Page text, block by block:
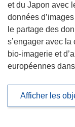
et du Japon avec
données
le partage des
s’engager avec
bio-imagerie et
européennes
Afficher les